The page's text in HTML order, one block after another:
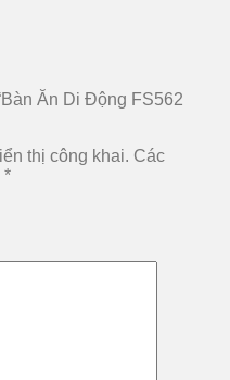
Ăn Di Động FS562
thị công khai. Các
*